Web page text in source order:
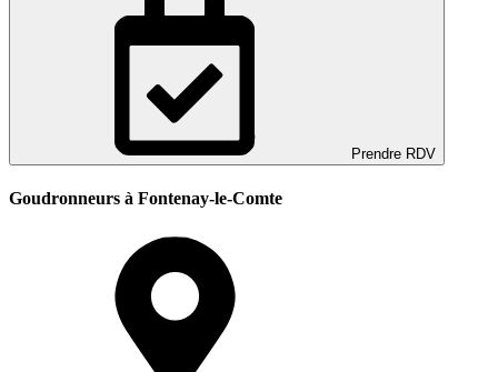
Prendre RDV
Goudronneurs à Fontenay-le-Comte